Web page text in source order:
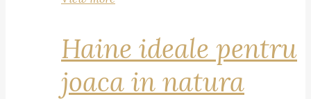
Haine ideale pentru
joaca in natura